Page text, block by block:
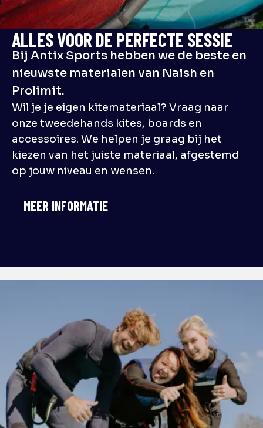
ALLES VOOR DE PERFECTE SESSIE
Bij Antix Sports hebben we de beste en
nieuwste materialen van Naish en
Prolimit.
Wil je je eigen kitemateriaal? Vraag naar
onze tweedehands kites, boards en
accessoires. We helpen je graag bij het
kiezen van het juiste materiaal, afgestemd
op jouw niveau en wensen.